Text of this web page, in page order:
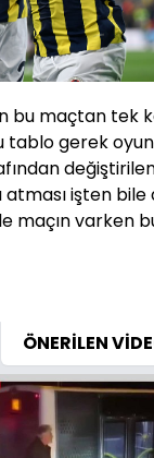
bu maçtan tek
tablo gerek
atması işten
maçın varken
ÖNERİLEN